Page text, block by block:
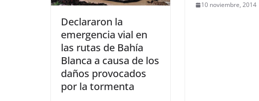
Declararon la
emergencia vial en
las rutas de Bahía
Blanca a causa de los
daños provocados
por la tormenta
10 noviembre, 2014